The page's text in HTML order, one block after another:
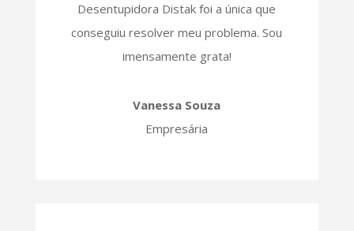
Desentupidora Distak foi a única que
conseguiu resolver meu problema. Sou
imensamente grata!
Vanessa Souza
Empresária